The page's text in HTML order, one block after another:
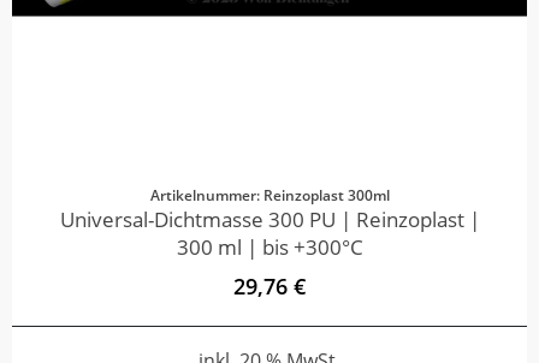
Artikelnummer: Reinzoplast 300ml
Universal-Dichtmasse 300 PU | Reinzoplast |
300 ml | bis +300°C
29,76 €